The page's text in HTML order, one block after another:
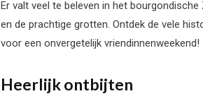
Er valt veel te beleven in het
en de prachtige grotten. Ontdek de vele
voor een onvergetelijk vriendinnenweekend!
Heerlijk ontbijten